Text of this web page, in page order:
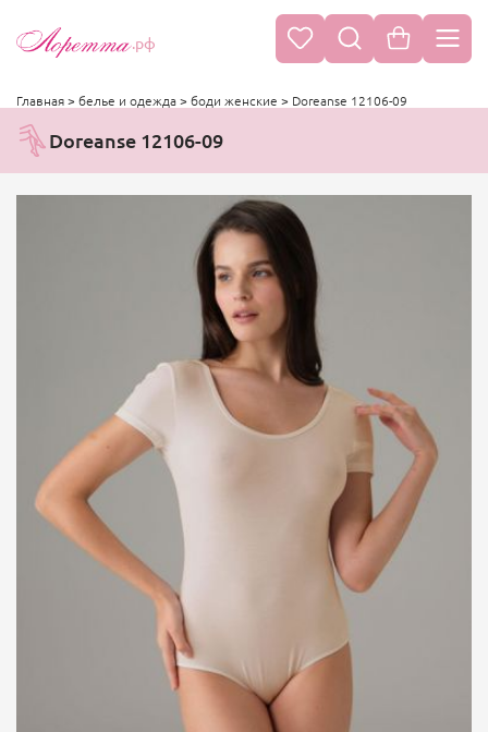
.рф
Главная> белье и одежда> боди женские > Doreanse 12106-09
Doreanse 12106-09